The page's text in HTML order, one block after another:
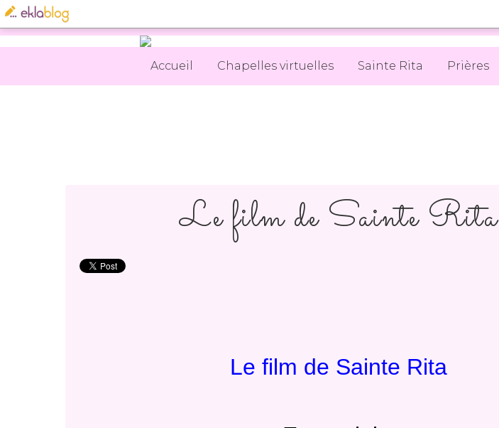
Accueil Chapelles virtuelles Sainte Rita Prières
Le film de Sainte Rita
Le film de Sainte Rita